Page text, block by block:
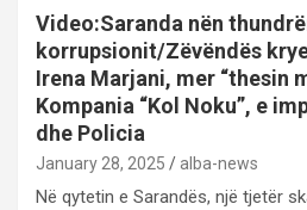
Video:Saranda nën
korrupsionit/Zëvëndës
Irena Marjani, mer “thesin
Kompania “Kol Noku”, e
dhe Policia
January 28, 2025 alba-news
Në qytetin e Sarandës, një tjetër